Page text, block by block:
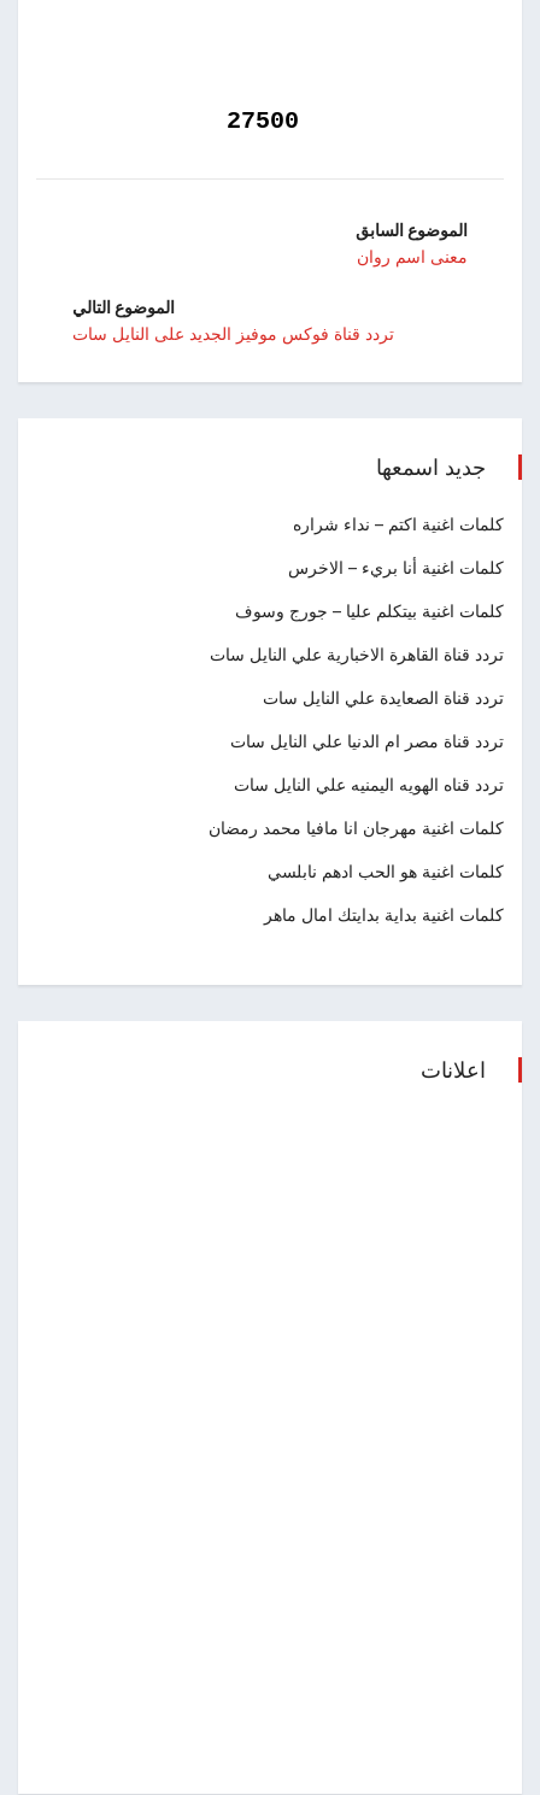
الموضوع السابق
معنى اسم روان
الموضوع التالي
تردد قناة فوكس موفيز الجديد على النايل سات
جديد اسمعها
كلمات اغنية اكتم – نداء شراره
كلمات اغنية أنا بريء – الاخرس
كلمات اغنية بيتكلم عليا – جورج وسوف
تردد قناة القاهرة الاخبارية علي النايل سات
تردد قناة الصعايدة علي النايل سات
تردد قناة مصر ام الدنيا علي النايل سات
تردد قناه الهويه اليمنيه علي النايل سات
كلمات اغنية مهرجان انا مافيا محمد رمضان
كلمات اغنية هو الحب ادهم نابلسي
كلمات اغنية بداية بدايتك امال ماهر
اعلانات